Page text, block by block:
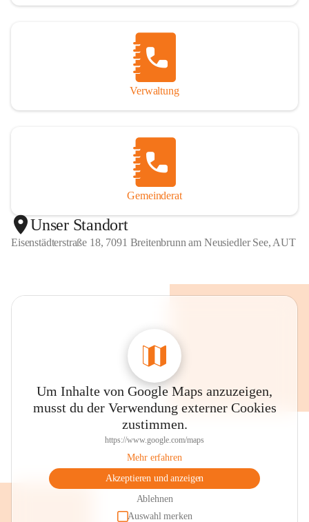
Verwaltung
Gemeinderat
Unser Standort
Eisenstädterstraße 18, 7091 Breitenbrunn am Neusiedler See, AUT
Um Inhalte von Google Maps anzuzeigen,
musst du der Verwendung externer Cookies
zustimmen.
https://www.google.com/maps
Mehr erfahren
Akzeptieren und anzeigen
Ablehnen
Auswahl merken